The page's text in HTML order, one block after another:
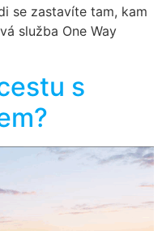
se zastavíte tam, kam
služba One Way
s